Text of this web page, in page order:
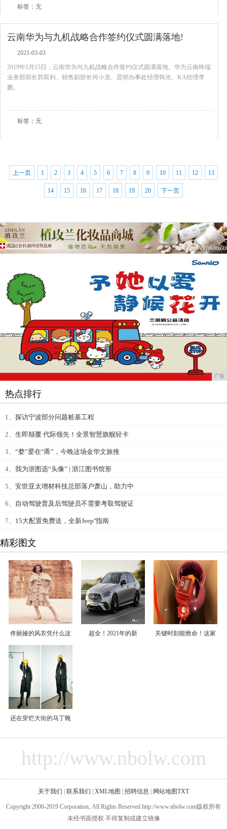
标签：无
云南华为与九机战略合作签约仪式圆满落地!
2021-03-03
2019年1月15日，云南华为与九机战略合作签约仪式圆满落地。华为云南终端
业务部部长郭双利、销售副部长何小克、昆明办事处经理韩光、KA经理李
鹏。
标签：无
上一页 1 2 3 4 5 6 7 8 9 10 11 12 13
14 15 16 17 18 19 20 下一页
广告
热点排行
1、 探访宁波部分问题桩基工程
2、 生即颠覆 代际领先！全景智慧旗舰轻卡
3、 “婺”爱在“甬”，今晚这场金华文旅推
4、 我为浙图选“头像” | 浙江图书馆形
5、 安世亚太增材科技总部落户萧山，助力中
6、 自动驾驶普及后驾驶员不需要考取驾驶证
7、 15大配置免费送，全新Jeep⁺指南
精彩图文
佟丽娅的风衣凭什么这 超全！2021年的新 关键时刻能救命！这家
还在穿烂大街的马丁靴
http://www.nbolw.com
关于我们 联系我们 XML地图 招聘信息 网站地图TXT
Copyright 2000-2019 Corporation, All Rights Reserved http://www.nbolw.com版权所有
未经书面授权 不得复制或建立镜像